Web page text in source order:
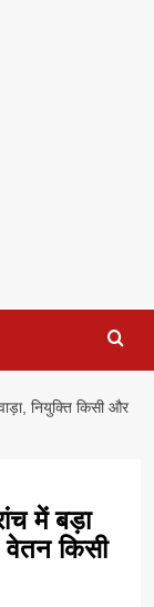
नियुक्ति किसी और
में बड़ा
वेतन किसी